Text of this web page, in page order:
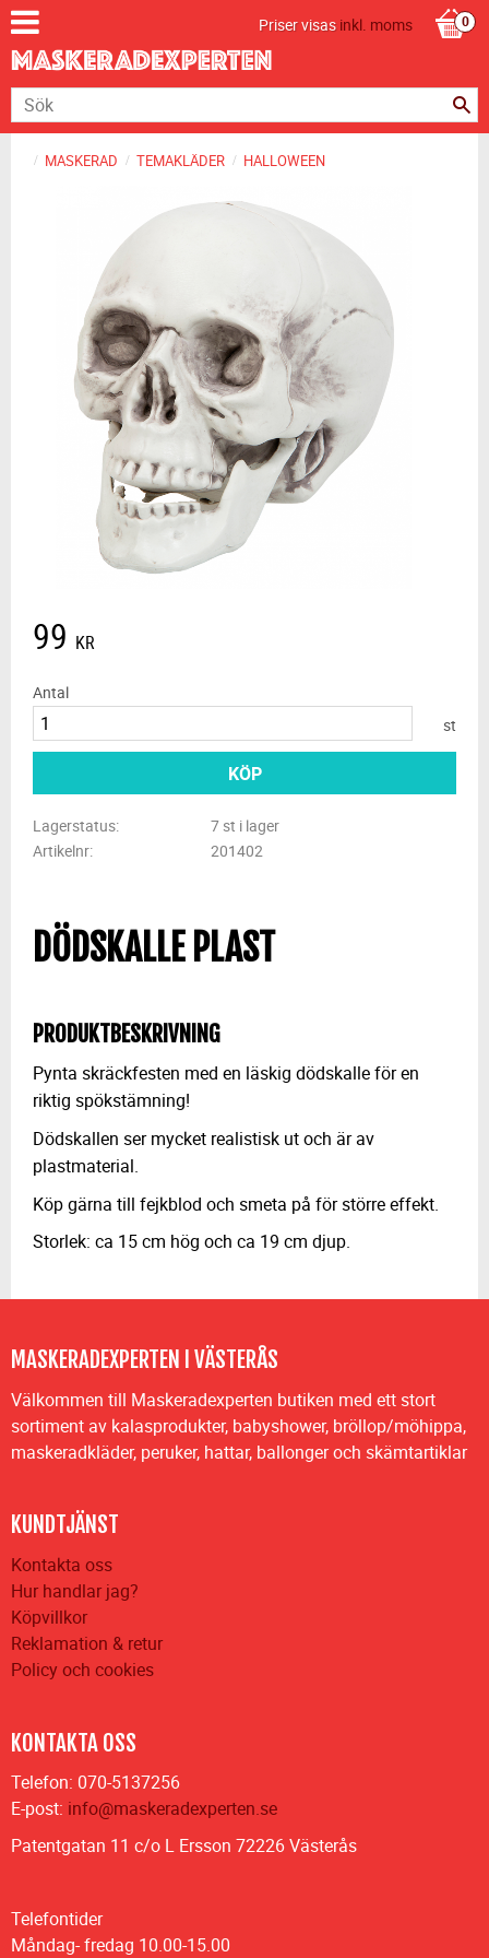
Priser visasinkl. moms
MASKERAD TEMAKLÄDER HALLOWEEN
99 KR
Antal
st
KÖP
Lagerstatus
7 st i lager
Artikelnr
201402
DÖDSKALLE PLAST
PRODUKTBESKRIVNING
Pynta skräckfesten med en läskig dödskalle för en
riktig spökstämning!
Dödskallen ser mycket realistisk ut och är av
plastmaterial.
Köp gärna till fejkblod och smeta på för större effekt.
Storlek: ca 15 cm hög och ca 19 cm djup.
MASKERADEXPERTEN I VÄSTERÅS
Välkommen till Maskeradexperten butiken med ett stort
sortiment av kalasprodukter, babyshower, bröllop/möhippa,
maskeradkläder, peruker, hattar, ballonger och skämtartiklar
KUNDTJÄNST
Kontakta oss
Hur handlar jag?
Köpvillkor
Reklamation & retur
Policy och cookies
KONTAKTA OSS
Telefon: 070-5137256
E-post: info@maskeradexperten.se
Patentgatan 11 c/o L Ersson 72226 Västerås
Telefontider
Måndag- fredag 10.00-15.00